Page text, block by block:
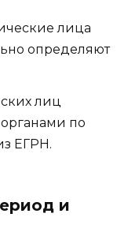
лица
определяют
лиц
по
ЕГРН.
и